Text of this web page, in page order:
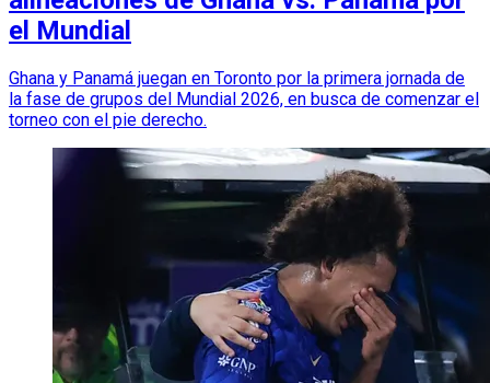
el Mundial
Ghana y Panamá juegan en Toronto por la primera jornada de
la fase de grupos del Mundial 2026, en busca de comenzar el
torneo con el pie derecho.